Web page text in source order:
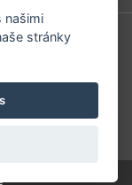
našimi
stránky